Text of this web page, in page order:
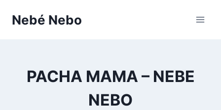
Nebé Nebo
PACHA MAMA – NEBE
NEBO